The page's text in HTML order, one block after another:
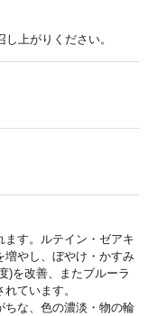
上がりください。
す。ルテイン・ゼアキ
増やし、ぼやけ・かすみ
)を改善、またブルーラ
ています。
な、色の濃淡・物の輪